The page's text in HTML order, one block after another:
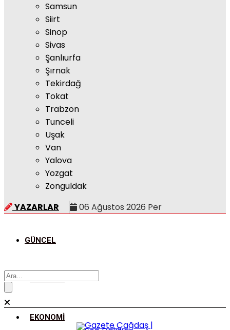
Samsun
Siirt
Sinop
Sivas
Şanlıurfa
Şırnak
Tekirdağ
Tokat
Trabzon
Tunceli
Uşak
Van
Yalova
Yozgat
Zonguldak
YAZARLAR
06 Ağustos 2026 Per
GÜNCEL
POLITIKA
EKONOMI